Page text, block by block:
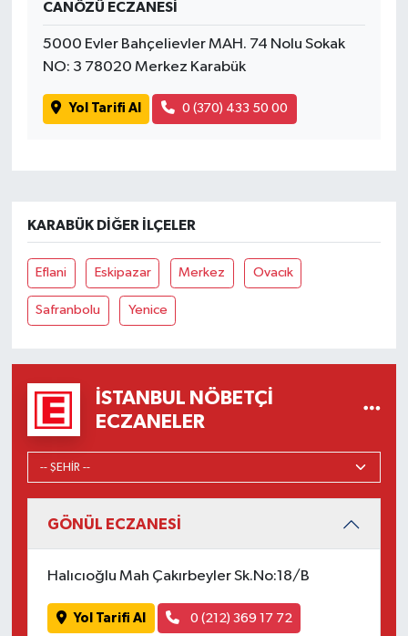
CANÖZÜ ECZANESİ
5000 Evler Bahçelievler MAH. 74 Nolu Sokak
NO: 3 78020 Merkez Karabük
Yol Tarifi Al 0 (370) 433 50 00
KARABÜK DIĞER İLÇELER
Eflani Eskipazar Merkez Ovacık
Safranbolu Yenice
İSTANBUL NÖBETÇI
ECZANELER
GÖNÜL ECZANESİ
Halıcıoğlu Mah Çakırbeyler Sk.No:18/B
Yol Tarifi Al 0 (212) 369 17 72